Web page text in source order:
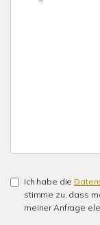
Ich habe die
stimme zu, dass
meiner Anfrage